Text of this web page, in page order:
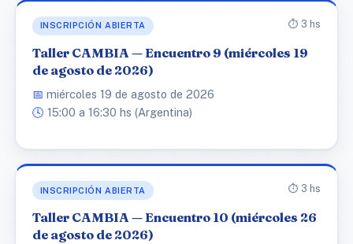
INSCRIPCIÓN ABIERTA ⏱️ 3 hs
Taller CAMBIA — Encuentro 9 (miércoles 19
de agosto de 2026)
📅 miércoles 19 de agosto de 2026
🕓 15:00 a 16:30 hs (Argentina)
INSCRIPCIÓN ABIERTA ⏱️ 3 hs
Taller CAMBIA — Encuentro 10 (miércoles 26
de agosto de 2026)